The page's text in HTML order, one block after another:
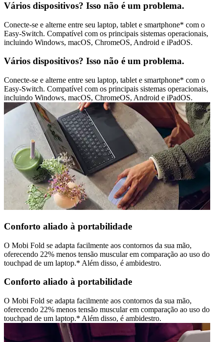
Vários dispositivos? Isso não é um problema.
Conecte-se e alterne entre seu laptop, tablet e smartphone* com o
Easy-Switch. Compatível com os principais sistemas operacionais,
incluindo Windows, macOS, ChromeOS, Android e iPadOS.
Vários dispositivos? Isso não é um problema.
Conecte-se e alterne entre seu laptop, tablet e smartphone* com o
Easy-Switch. Compatível com os principais sistemas operacionais,
incluindo Windows, macOS, ChromeOS, Android e iPadOS.
Conforto aliado à portabilidade
O Mobi Fold se adapta facilmente aos contornos da sua mão,
oferecendo 22% menos tensão muscular em comparação ao uso do
touchpad de um laptop.* Além disso, é ambidestro.
Conforto aliado à portabilidade
O Mobi Fold se adapta facilmente aos contornos da sua mão,
oferecendo 22% menos tensão muscular em comparação ao uso do
touchpad de um laptop.* Além disso, é ambidestro.